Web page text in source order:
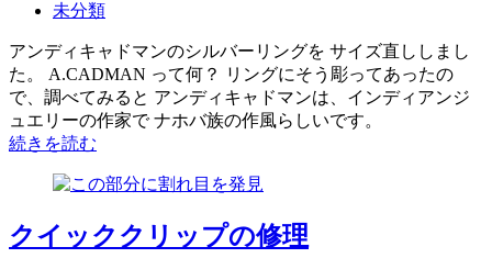
未分類
アンディキャドマンのシルバーリングを サイズ直ししまし
た。 A.CADMAN って何？ リングにそう彫ってあったの
で、調べてみると アンディキャドマンは、インディアンジ
ュエリーの作家で ナホバ族の作風らしいです。
続きを読む
クイッククリップの修理